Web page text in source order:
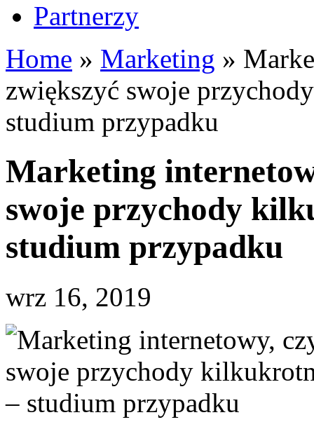
Partnerzy
Home » Marketing »
zwiększyć swoje
studium przypadku
Marketing
swoje przychody
studium przypadku
wrz 16, 2019